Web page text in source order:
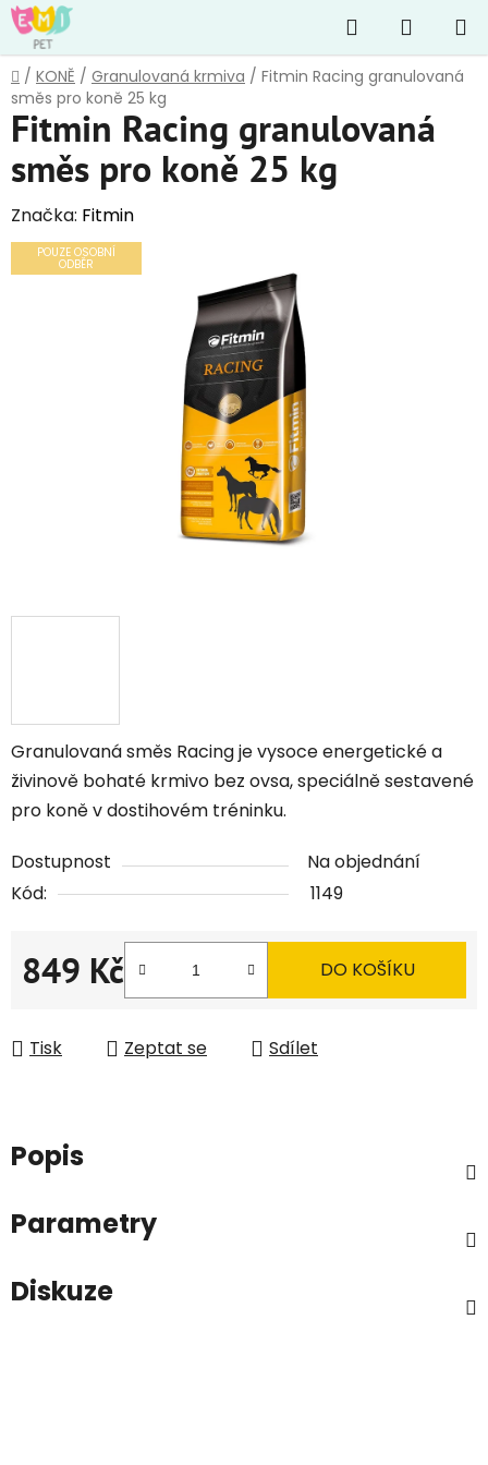
Přejít
na
obsah
Hledat
KOŠÍK
Domů
/ KONĚ / Granulovaná krmiva / Fitmin Racing granulovaná
směs pro koně 25 kg
Granulovaná směs Racing je vysoce energetické a
živinově bohaté krmivo bez ovsa, speciálně sestavené
pro koně v dostihovém tréninku.
Dostupnost
Na objednání
Kód:
1149
849 Kč
Měrná cena:
DO KOŠÍKU
Tisk Zeptat se Sdílet
Fitmin Racing granulovaná
směs pro koně 25 kg
Značka: Fitmin
POUZE OSOBNÍ
ODBĚR
Popis
Parametry
Diskuze